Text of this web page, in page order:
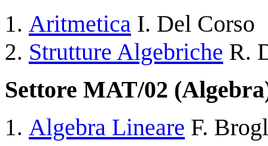
Aritmetica I. Del Corso
Strutture Algebriche R.
Settore MAT/02
Algebra Lineare F.